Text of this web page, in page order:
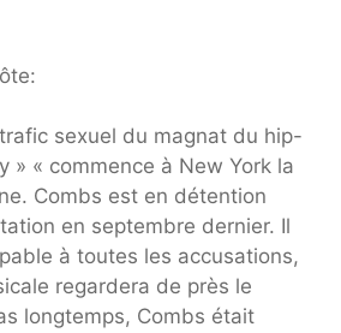
sexuel du magnat du hip-
» « commence à New York la
Combs est en détention
en septembre dernier. Il
à toutes les accusations,
regardera de près le
longtemps, Combs était